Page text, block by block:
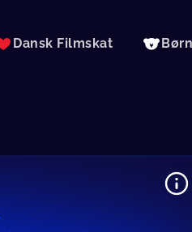
Dansk Filmskat Børn